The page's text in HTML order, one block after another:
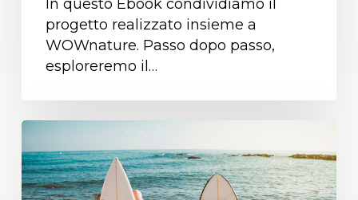
In questo Ebook condividiamo il
progetto realizzato insieme a
WOWnature. Passo dopo passo,
esploreremo il…
Una
bella
storia
di